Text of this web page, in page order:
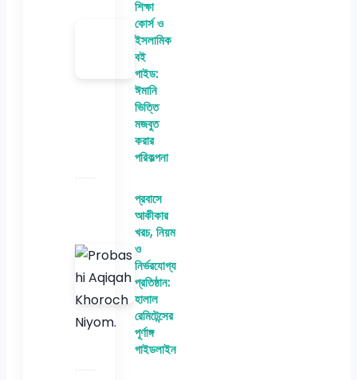
শিক্ষা
কোর্স ও
ইসলামিক
বই
গাইড:
ঈমানি
ভিত্তি
মজবুত
করার
পরিকল্পনা
প্রবাসে
আকীকার
খরচ, নিয়ম
ও
নির্ভরযোগ্য
প্রতিষ্ঠান:
হালাল
রেমিটেন্সের
পূর্ণাঙ্গ
গাইডলাইন